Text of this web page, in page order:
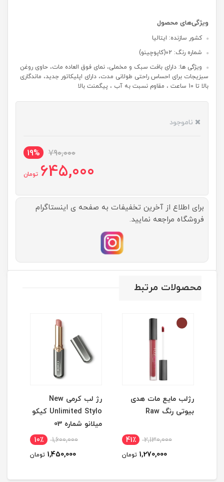
ویژگی‌های محصول
کشور سازنده: ایتالیا
شماره رنگ: 02(کاپوچینو)
ویژگی ها: دارای بافت سبک و مخملی، نمای فوق العاده مات، حاوی روغن
سبزیجات برای احساس راحتی طولانی مدت، دارای اپلیکاتور جدید، ماندگاری
بالا تا 10 ساعت ، مقاوم نسبت به آب ، پیگمنت بالا
ناموجود
790,000
19%
645,000 تومان
برای اطلاع از آخرین تخفیفات به صفحه ی اینستاگرام
فروشگاه مراجعه نمایید.
محصولات مرتبط
رژلب مایع مات هدی
بیوتی رنگ Raw
2,130,000 41٪
1,270,000 تومان
رژ لب کرمی New
Unlimited Stylo کیکو
میلانو شماره 03
1,600,000 10٪
1,450,000 تومان